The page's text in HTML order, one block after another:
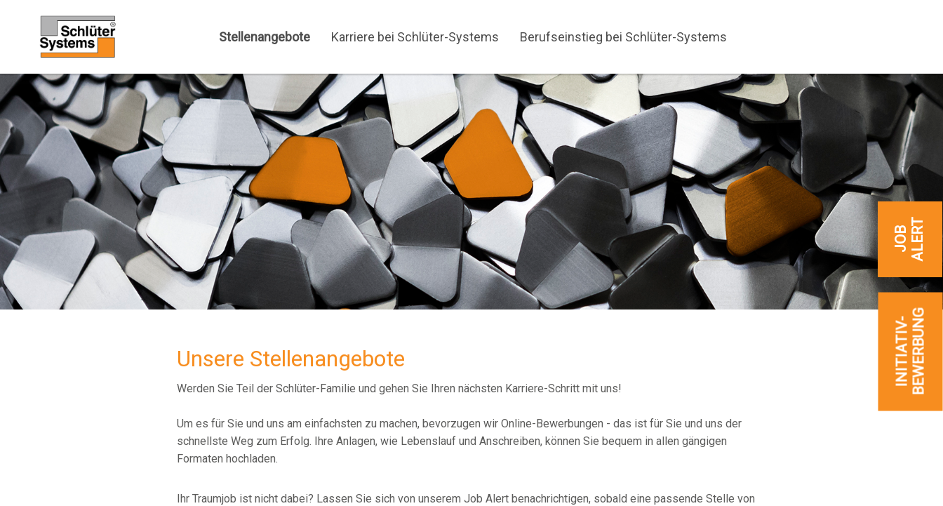
Karriere bei Schlüter-Systems
Stellenangebote Berufseinstieg bei Schlüter-Systems
Unsere Stellenangebote
Werden Sie Teil der Schlüter-Familie und gehen Sie Ihren nächsten Karriere-Schritt mit uns!
Um es für Sie und uns am einfachsten zu machen, bevorzugen wir Online-Bewerbungen - das ist für Sie und uns der
schnellste Weg zum Erfolg. Ihre Anlagen, wie Lebenslauf und Anschreiben, können Sie bequem in allen gängigen
Formaten hochladen.
Ihr Traumjob ist nicht dabei? Lassen Sie sich von unserem Job Alert benachrichtigen, sobald eine passende Stelle von
JOB ALERT
INITIATIVBEWERBUNG